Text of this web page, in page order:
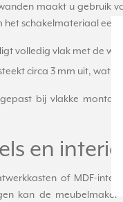
maakt u gebruik
schakelmateriaal
volledig vlak met de
circa 3 mm uit, wat
bij vlakke
en
of MDF-
kan de